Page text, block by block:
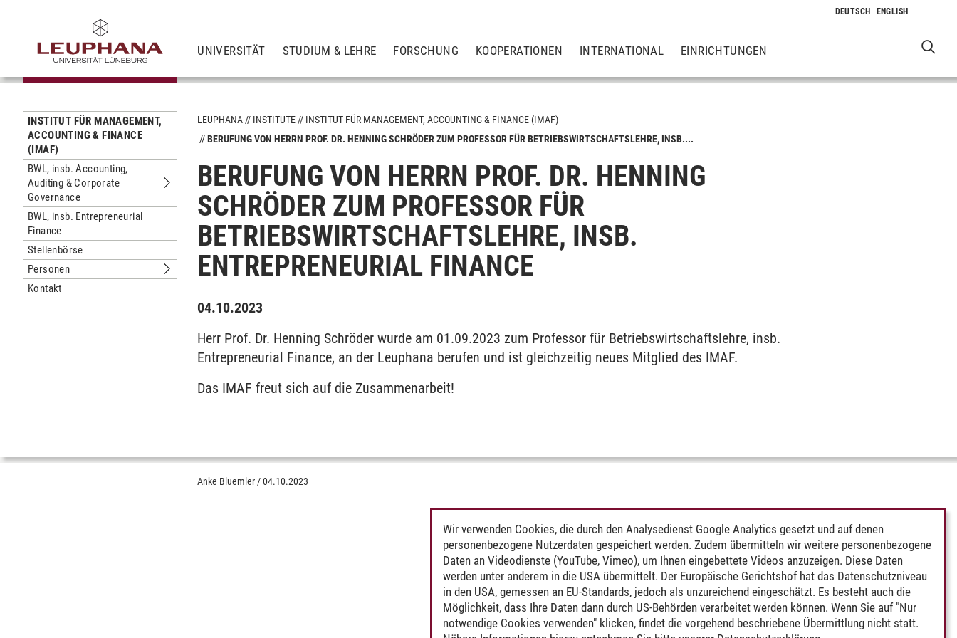
UNIVERSITÄT STUDIUM & LEHRE FORSCHUNG KOOPERATIONEN INTERNATIONAL EINRICHTUNGEN
INSTITUT FÜR MANAGEMENT,
ACCOUNTING & FINANCE
(IMAF)
BWL, insb. Accounting,
Auditing & Corporate
Governance
Untermenu BWL, insb. Accounting, Auditing & Corporate Governance
BWL, insb. Entrepreneurial
Finance
Stellenbörse
Personen
Untermenu Personen
Kontakt
LEUPHANA INSTITUTE
INSTITUT FÜR MANAGEMENT, ACCOUNTING & FINANCE (IMAF)
BERUFUNG VON HERRN PROF. DR. HENNING SCHRÖDER ZUM PROFESSOR FÜR BETRIEBSWIRTSCHAFTSLEHRE, INSB....
BERUFUNG VON HERRN PROF. DR. HENNING
SCHRÖDER ZUM PROFESSOR FÜR
BETRIEBSWIRTSCHAFTSLEHRE, INSB.
ENTREPRENEURIAL FINANCE
04.10.2023
Herr Prof. Dr. Henning Schröder wurde am 01.09.2023 zum Professor für Betriebswirtschaftslehre, insb.
Entrepreneurial Finance, an der Leuphana berufen und ist gleichzeitig neues Mitglied des IMAF.
Das IMAF freut sich auf die Zusammenarbeit!
Anke Bluemler /04.10.2023
Wir verwenden Cookies, die durch den Analysedienst Google Analytics gesetzt und auf denen
personenbezogene Nutzerdaten gespeichert werden. Zudem übermitteln wir weitere personenbezogene
Daten an Videodienste (YouTube, Vimeo), um Ihnen eingebettete Videos anzuzeigen. Diese Daten
werden unter anderem in die USA übermittelt. Der Europäische Gerichtshof hat das Datenschutzniveau
in den USA, gemessen an EU-Standards, jedoch als unzureichend eingeschätzt. Es besteht auch die
Möglichkeit, dass Ihre Daten dann durch US-Behörden verarbeitet werden können. Wenn Sie auf "Nur
notwendige Cookies verwenden" klicken, findet die vorgehend beschriebene Übermittlung nicht statt.